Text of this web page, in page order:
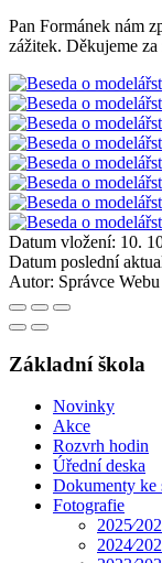
Pan Formánek nám
zážitek. Děkujeme
Datum vložení: 10.
Datum poslední
Autor: Správce Webu
Základní škola
Novinky
Akce
Rozvrh hodin
Úřední deska
Dokumenty ke
Fotografie